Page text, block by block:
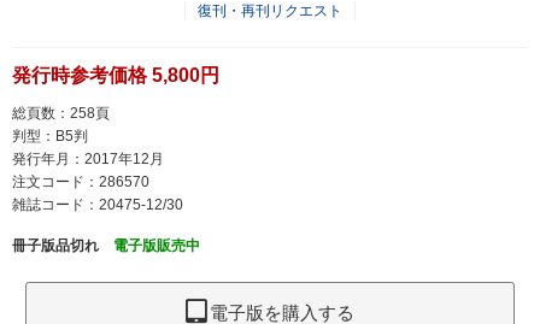
復刊・再刊リクエスト
発行時参考価格 5,800円
総頁数：258頁
判型：B5判
発行年月：2017年12月
注文コード：286570
雑誌コード：20475-12/30
冊子版品切れ 電子版販売中
電子版を購入する